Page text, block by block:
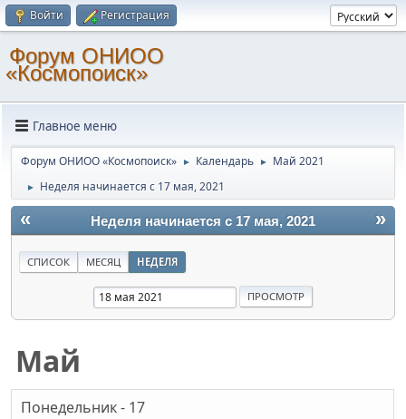
Войти Регистрация
Форум ОНИОО
«Космопоиск»
Главное меню
Форум ОНИОО «Космопоиск» ► Календарь ► Май 2021
► Неделя начинается с 17 мая, 2021
« »
Неделя начинается с 17 мая, 2021
СПИСОК МЕСЯЦ НЕДЕЛЯ
Май
Понедельник - 17